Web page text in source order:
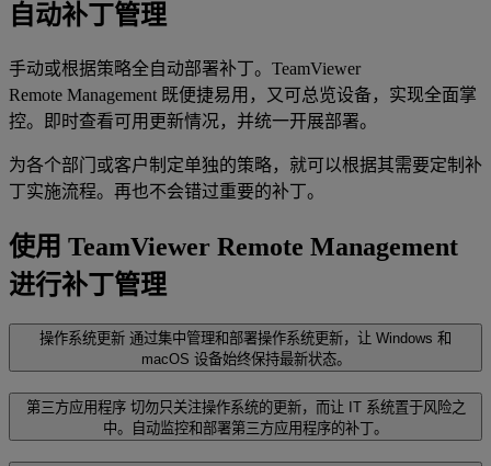
自动补丁管理
手动或根据策略全自动部署补丁。TeamViewer
Remote Management 既便捷易用，又可总览设备，实现全面掌
控。即时查看可用更新情况，并统一开展部署。
为各个部门或客户制定单独的策略，就可以根据其需要定制补
丁实施流程。再也不会错过重要的补丁。
使用 TeamViewer Remote Management
进行补丁管理
操作系统更新 通过集中管理和部署操作系统更新，让 Windows 和
macOS 设备始终保持最新状态。
第三方应用程序 切勿只关注操作系统的更新，而让 IT 系统置于风险之
中。自动监控和部署第三方应用程序的补丁。